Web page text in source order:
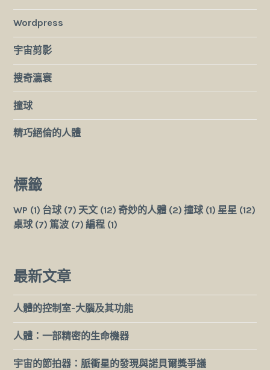
Wordpress
宇宙剪影
搜奇瀛寰
撞球
精巧絕倫的人體
標籤
WP (1) 台球(7) 天文 (12) 奇妙的人體 (2) 撞球(1) 星星 (12)
桌球(7) 篤波 (7) 編程 (1)
最新文章
人體的控制室-大腦及其功能
人體：一部精密的生命機器
宇宙的節拍器：脈衝星的發現與諾貝爾獎爭議